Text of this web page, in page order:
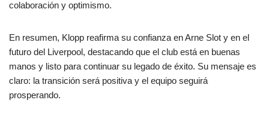
colaboración y optimismo.
En resumen, Klopp reafirma su confianza en Arne Slot y en el
futuro del Liverpool, destacando que el club está en buenas
manos y listo para continuar su legado de éxito. Su mensaje es
claro: la transición será positiva y el equipo seguirá
prosperando.